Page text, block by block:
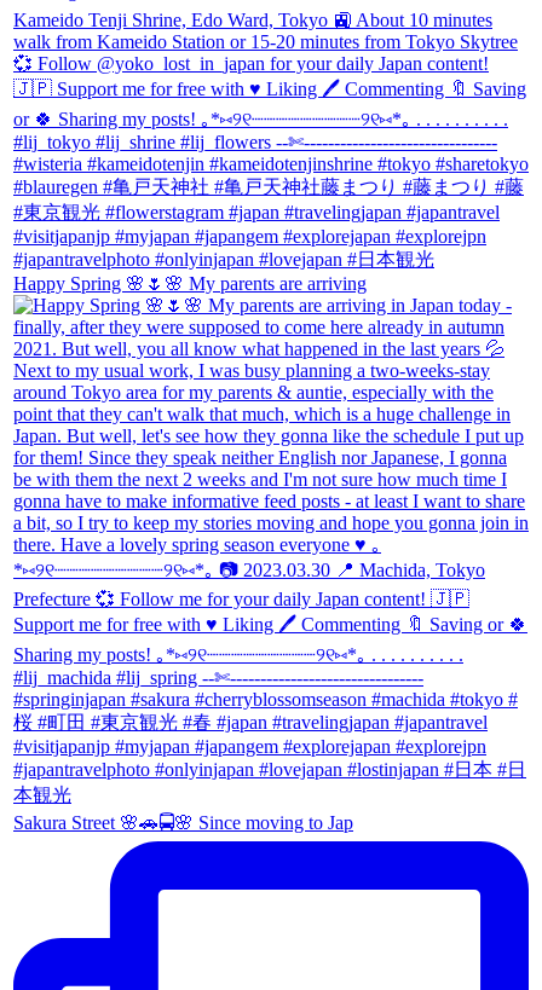
Happy Spring 🌸🌷🌸 My parents are arriving
Sakura Street 🌸🚗🚍🌸 Since moving to Jap